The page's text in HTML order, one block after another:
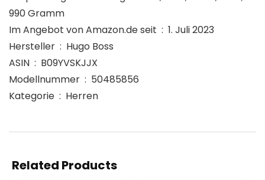
990 Gramm
Im Angebot von Amazon.de seit ‏ : ‎ 1. Juli 2023
Hersteller ‏ : ‎ Hugo Boss
ASIN ‏ : ‎ B09YVSKJJX
Modellnummer ‏ : ‎ 50485856
Kategorie ‏ : ‎ Herren
Related Products